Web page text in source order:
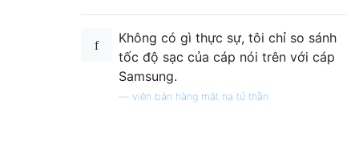
Không có gì thực sự, tôi chỉ so sánh
tốc độ sạc của cáp nói trên với cáp
Samsung.
viên bán hàng mặt nạ tử thần